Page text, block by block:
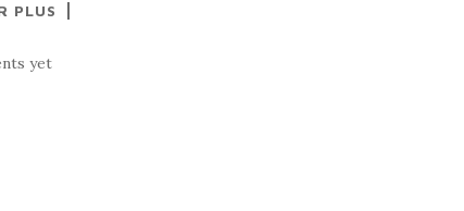
PLUS
yet